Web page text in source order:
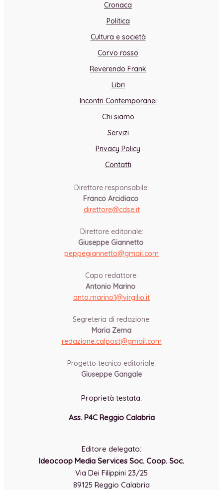
Cronaca
Politica
Cultura e società
Corvo rosso
Reverendo Frank
Libri
Incontri Contemporanei
Chi siamo
Servizi
Privacy Policy
Contatti
Direttore responsabile:
Franco Arcidiaco
direttore@cdse.it
Direttore editoriale:
Giuseppe Giannetto
peppegiannetto@gmail.com
Capo redattore:
Antonio Marino
anto.marino1@virgilio.it
Segreteria di redazione:
Maria Zema
redazione.calpost@gmail.com
Progetto tecnico editoriale:
Giuseppe Gangale
Proprietà testata:
Ass. P4C Reggio Calabria
Editore delegato:
Ideocoop Media Services Soc. Coop. Soc.
Via Dei Filippini 23/25
89125 Reggio Calabria